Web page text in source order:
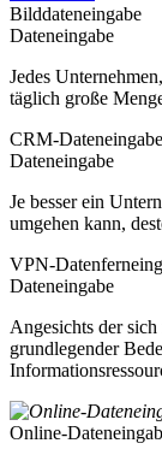
Bilddateneingabe
Dateneingabe
Jedes
täglich große
CRM-Dateneingabe
Dateneingabe
Je besser ein
umgehen kann,
VPN-
Dateneingabe
Angesichts der
grundlegender
Online-